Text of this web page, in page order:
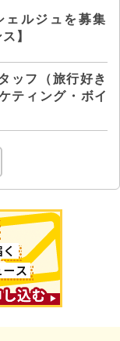
ェルジュを募集
】
ッフ（旅行好き
ティング・ボイ